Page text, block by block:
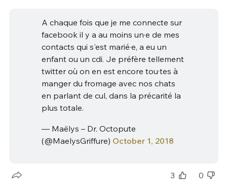
A chaque fois que je me connecte sur
facebook il y a au moins un·e de mes
contacts qui s'est marié·e, a eu un
enfant ou un cdi. Je préfère tellement
twitter où on en est encore tou·tes à
manger du fromage avec nos chats
en parlant de cul, dans la précarité la
plus totale.
— Maëlys – Dr. Octopute
(@MaelysGriffure) October 1, 2018
3 0